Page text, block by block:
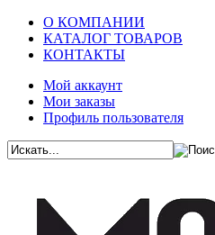
О КОМПАНИИ
КАТАЛОГ ТОВАРОВ
КОНТАКТЫ
Мой аккаунт
Мои заказы
Профиль пользователя